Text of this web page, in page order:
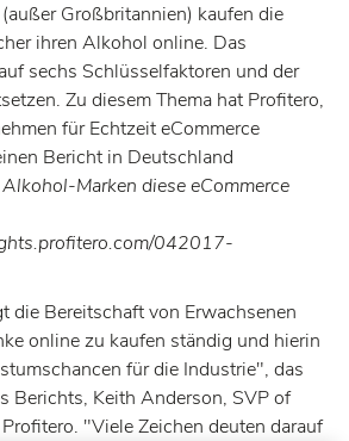
Großbritannien) kaufen die
ihren Alkohol online. Das
sechs Schlüsselfaktoren und der
Zu diesem Thema hat Profitero,
für Echtzeit eCommerce
Bericht in Deutschland
Marken diese eCommerce
042017-
die Bereitschaft von Erwachsenen
online zu kaufen ständig und hierin
für die Industrie", das
Berichts, Keith Anderson, SVP of
"Viele Zeichen deuten darauf